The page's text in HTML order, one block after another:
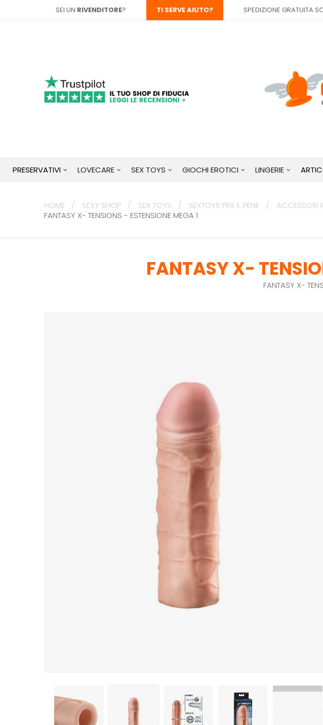
SEI UN RIVENDITORE? TI SERVE AIUTO? SPEDIZIONE GRATUITA
PRESERVATIVI LOVECARE SEX TOYS GIOCHI EROTICI LINGERIE
HOME SEXY SHOP SEX TOYS SEXTOYS PER IL PENE ACCESSORI
FANTASY X- TENSIONS - ESTENSIONE MEGA 1
FANTASY X-
FANTASY X-